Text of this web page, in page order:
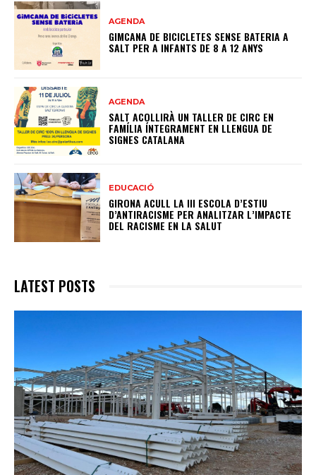
AGENDA
GIMCANA DE BICICLETES SENSE BATERIA A
SALT PER A INFANTS DE 8 A 12 ANYS
AGENDA
SALT ACOLLIRÀ UN TALLER DE CIRC EN
FAMÍLIA ÍNTEGRAMENT EN LLENGUA DE
SIGNES CATALANA
EDUCACIÓ
GIRONA ACULL LA III ESCOLA D’ESTIU
D’ANTIRACISME PER ANALITZAR L’IMPACTE
DEL RACISME EN LA SALUT
LATEST POSTS